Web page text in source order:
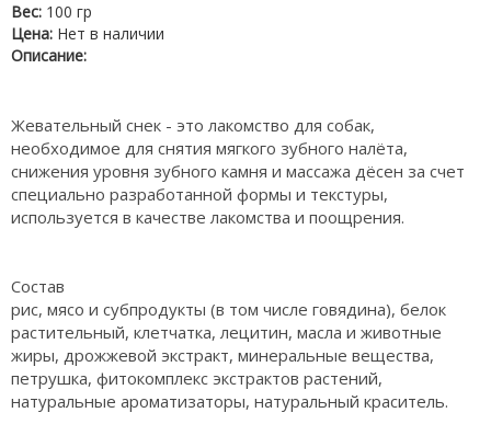
Вес: 100 гр
Цена: Нет в наличии
Описание:
Жевательный снек - это лакомство для собак,
необходимое для снятия мягкого зубного налёта,
снижения уровня зубного камня и массажа дёсен за счет
специально разработанной формы и текстуры,
используется в качестве лакомства и поощрения.
Состав
рис, мясо и субпродукты (в том числе говядина), белок
растительный, клетчатка, лецитин, масла и животные
жиры, дрожжевой экстракт, минеральные вещества,
петрушка, фитокомплекс экстрактов растений,
натуральные ароматизаторы, натуральный краситель.